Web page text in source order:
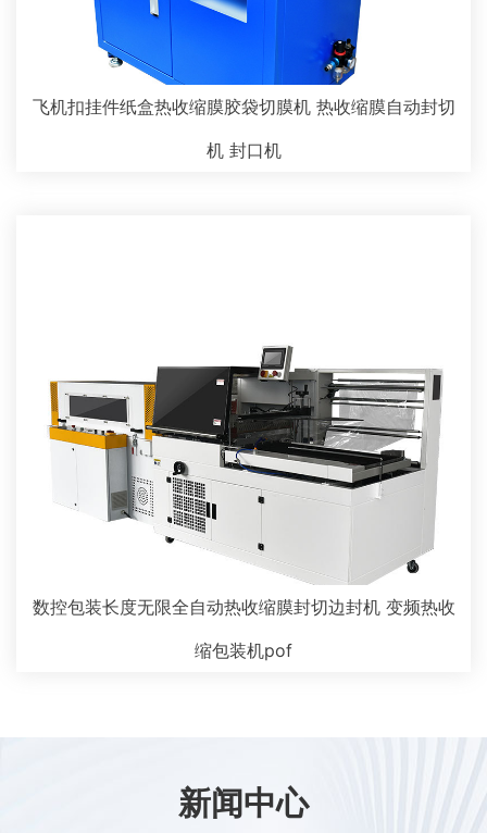
飞机扣挂件纸盒热收缩膜胶袋切膜机 热收缩膜自动封切
机 封口机
数控包装长度无限全自动热收缩膜封切边封机 变频热收
缩包装机pof
新闻中心